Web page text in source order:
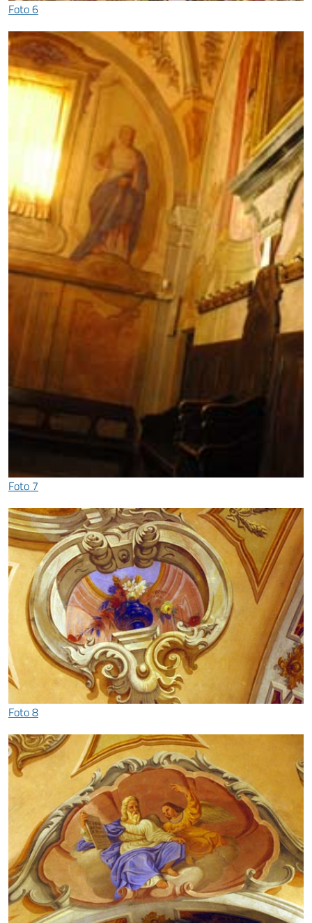
Foto 6
Foto 7
Foto 8